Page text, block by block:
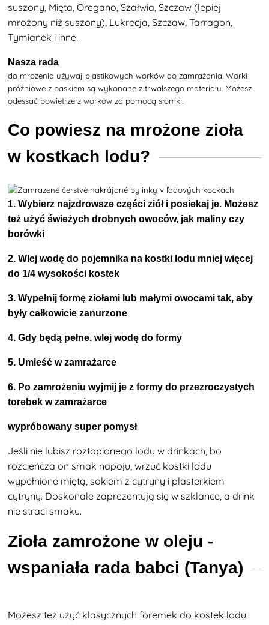
suszony, Mięta, Oregano, Szałwia, Szczaw (lepiej
mrożony niż suszony), Lukrecja, Szczaw, Tarragon,
Tymianek i inne.
Nasza rada
do mrożenia używaj plastikowych worków do zamrażania. Worki
próżniowe z paskiem są wykonane z trwalszego materiału. Możesz
odessać powietrze z worków za pomocą słomki.
Co powiesz na mrożone zioła
w kostkach lodu?
1. Wybierz najzdrowsze części ziół i posiekaj je. Możesz
też użyć świeżych drobnych owoców, jak maliny czy
borówki
2. Wlej wodę do pojemnika na kostki lodu mniej więcej
do 1/4 wysokości kostek
3. Wypełnij formę ziołami lub małymi owocami tak, aby
były całkowicie zanurzone
4. Gdy będą pełne, wlej wodę do formy
5. Umieść w zamrażarce
6. Po zamrożeniu wyjmij je z formy do przezroczystych
torebek w zamrażarce
wypróbowany super pomysł
Jeśli nie lubisz roztopionego lodu w drinkach, bo
rozcieńcza on smak napoju, wrzuć kostki lodu
wypełnione miętą, sokiem z cytryny i plasterkiem
cytryny. Doskonale zaprezentują się w szklance, a drink
nie straci smaku.
Zioła zamrożone w oleju -
wspaniała rada babci (Tanya)
Możesz też użyć klasycznych foremek do kostek lodu.